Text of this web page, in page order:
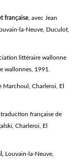
française, avec Jean
la-Neuve, Duculot,
littéraire wallonne
wallonnes, 1991.
Marchoul, Charleroi, El
française de
Charleroi, El
, Louvain-la-Neuve,